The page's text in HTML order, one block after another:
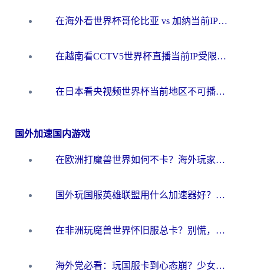
在海外看世界杯哥伦比亚 vs 加纳当前IP受限制？这篇指南帮你流畅看中文解说赛事
在越南看CCTV5世界杯直播当前IP受限制？海外党体育观赛终极指南来了
在日本看央视频世界杯当前地区不可播放？海外党体育观赛终极指南
国外加速国内游戏
在欧洲打魔兽世界如何不卡？海外玩家的国服游戏加速终极攻略
国外玩国服英雄联盟用什么加速器好？海外党亲测有效的国服游戏加速指南
在非洲玩魔兽世界怀旧服总卡？别慌，这份指南帮你丝滑开荒
海外党必看：玩国服卡到心态崩？少女前线云图计划加速器免费推荐+碧蓝航线足球世界流畅攻略